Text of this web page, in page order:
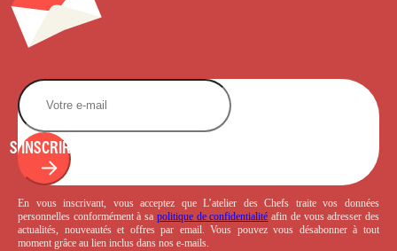
S'INSCRIRE
En vous inscrivant, vous acceptez que L’atelier des Chefs traite vos données
personnelles conformément à sa politique de confidentialité afin de vous adresser des
actualités, nouveautés et offres par email. Vous pouvez vous désabonner à tout
moment grâce au lien inclus dans nos e-mails.